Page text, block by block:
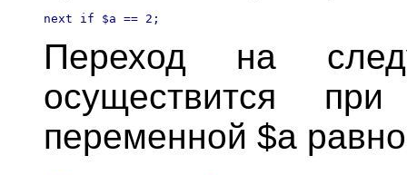
Переход на
осуществится
переменной $а